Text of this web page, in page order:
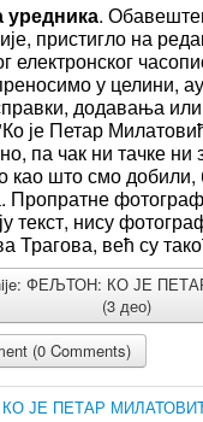
.
пристигло на
електронског
у целини,
додавања
је Петар
па чак ни тачке ни
као што смо добили,
Пропратне
текст, нису
Трагова, већ су
ФЕЉТОН: КО ЈЕ
(3 део)
(0 Comments)
ЈЕ ПЕТАР